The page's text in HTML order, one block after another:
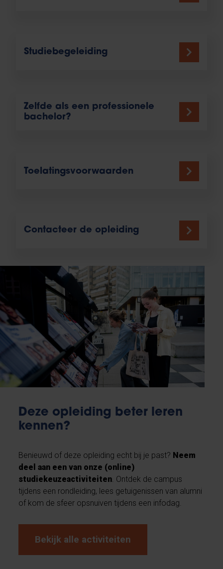
Studiebegeleiding
Zelfde als een professionele
bachelor?
Toelatingsvoorwaarden
Contacteer de opleiding
Deze opleiding beter leren
kennen?
Benieuwd of deze opleiding echt bij je past? Neem
deel aan een van onze (online)
studiekeuzeactiviteiten. Ontdek de campus
tijdens een rondleiding, lees getuigenissen van alumni
of kom de sfeer opsnuiven tijdens een infodag.
Bekijk alle activiteiten